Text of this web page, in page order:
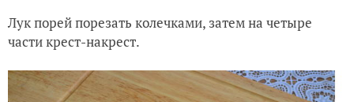
Лук порей порезать колечками, затем на четыре
части крест-накрест.